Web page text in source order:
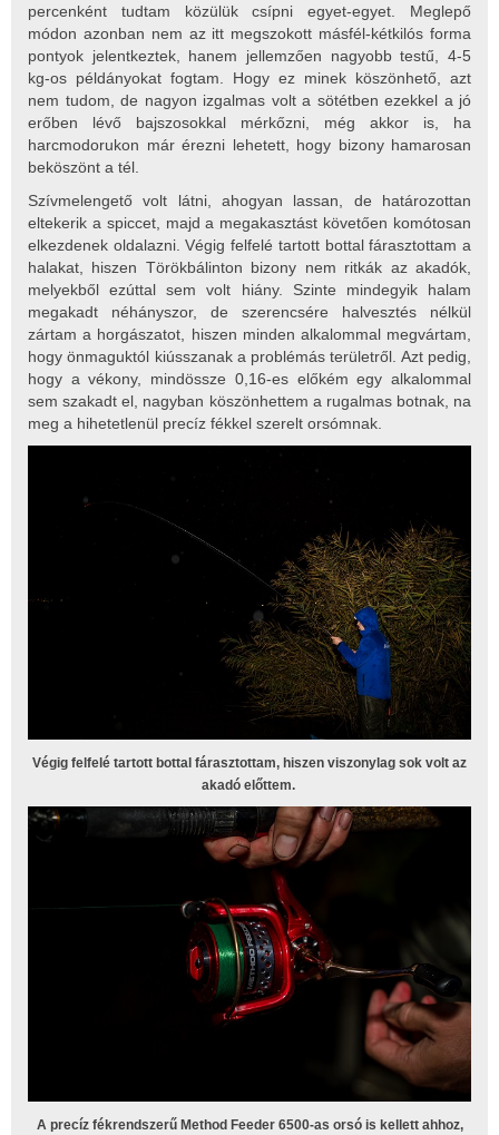
percenként tudtam közülük csípni egyet-egyet. Meglepő
módon azonban nem az itt megszokott másfél-kétkilós forma
pontyok jelentkeztek, hanem jellemzően nagyobb testű, 4-5
kg-os példányokat fogtam. Hogy ez minek köszönhető, azt
nem tudom, de nagyon izgalmas volt a sötétben ezekkel a jó
erőben lévő bajszosokkal mérkőzni, még akkor is, ha
harcmodorukon már érezni lehetett, hogy bizony hamarosan
beköszönt a tél.
Szívmelengető volt látni, ahogyan lassan, de határozottan
eltekerik a spiccet, majd a megakasztást követően komótosan
elkezdenek oldalazni. Végig felfelé tartott bottal fárasztottam a
halakat, hiszen Törökbálinton bizony nem ritkák az akadók,
melyekből ezúttal sem volt hiány. Szinte mindegyik halam
megakadt néhányszor, de szerencsére halvesztés nélkül
zártam a horgászatot, hiszen minden alkalommal megvártam,
hogy önmaguktól kiússzanak a problémás területről. Azt pedig,
hogy a vékony, mindössze 0,16-es előkém egy alkalommal
sem szakadt el, nagyban köszönhettem a rugalmas botnak, na
meg a hihetetlenül precíz fékkel szerelt orsómnak.
Végig felfelé tartott bottal fárasztottam, hiszen viszonylag sok volt az
akadó előttem.
A precíz fékrendszerű Method Feeder 6500-as orsó is kellett ahhoz,